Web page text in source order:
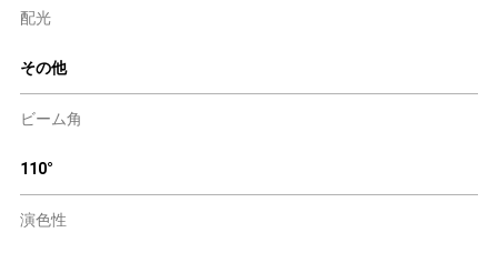
配光
その他
ビーム角
110°
演色性